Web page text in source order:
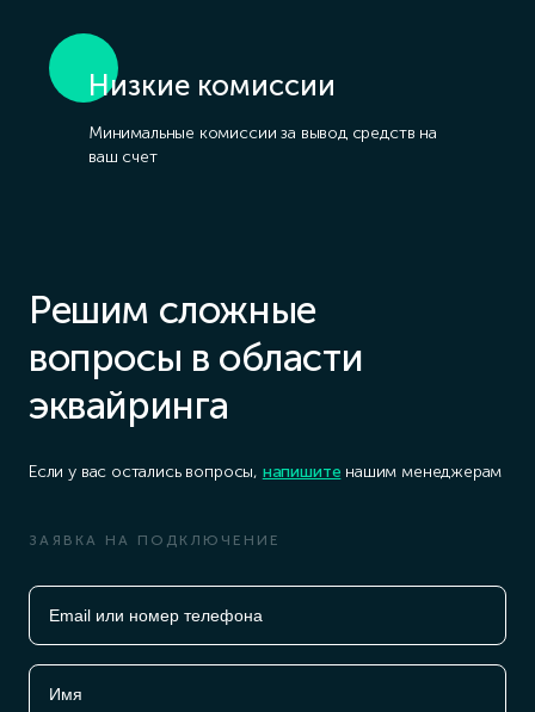
Низкие комиссии
Минимальные комиссии за вывод средств на
ваш счет
Быстрая регистрация
Для начала работы с сервисом нужно всего
лишь принять оферту Pikassa
Защита от мошенников
Если перевод покажется подозрительным
или условия сделки не будут соблюдать, мы
Решим сложные
вопросы в области
эквайринга
Если у вас остались вопросы, напишите нашим менеджерам
ЗАЯВКА НА ПОДКЛЮЧЕНИЕ